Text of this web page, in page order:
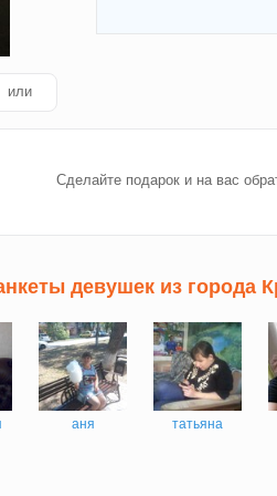
или
Сделайте подарок и на вас
девушек из города
аня татьяна